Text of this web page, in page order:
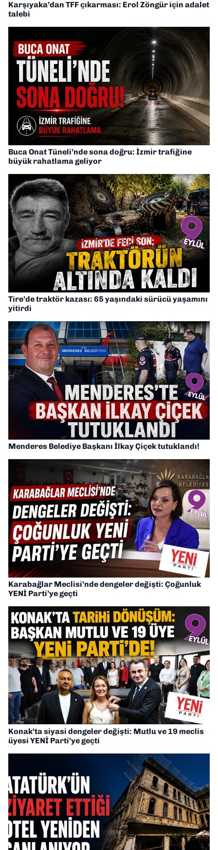
Karşıyaka’dan TFF çıkarması: Erol Zöngür için adalet
talebi
Buca Onat Tüneli’nde sona doğru: İzmir trafiğine
büyük rahatlama geliyor
Tire’de traktör kazası: 65 yaşındaki sürücü yaşamını
yitirdi
Menderes Belediye Başkanı İlkay Çiçek tutuklandı!
Karabağlar Meclisi’nde dengeler değişti: Çoğunluk
YENİ Parti’ye geçti
Konak’ta siyasi dengeler değişti: Mutlu ve 19 meclis
üyesi YENİ Parti’ye geçti